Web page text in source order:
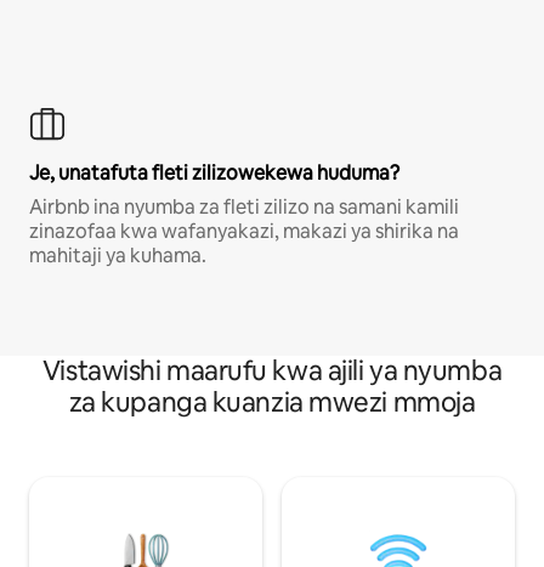
Je, unatafuta fleti zilizowekewa huduma?
Airbnb ina nyumba za fleti zilizo na samani kamili
zinazofaa kwa wafanyakazi, makazi ya shirika na
mahitaji ya kuhama.
Vistawishi maarufu kwa ajili ya nyumba
za kupanga kuanzia mwezi mmoja